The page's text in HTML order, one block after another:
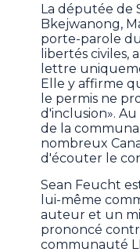
La députée
Bkejwanong,
porte-parole
libertés civiles,
lettre
Elle y affirme
le permis ne
d'inclusion».
de la
nombreux
d'écouter le
Sean Feucht
lui-même
auteur et un
prononcé
communauté